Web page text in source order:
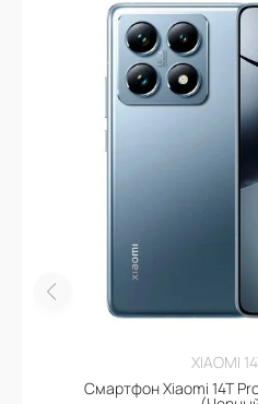
XIAOMI
Смартфон Xiaomi 14T